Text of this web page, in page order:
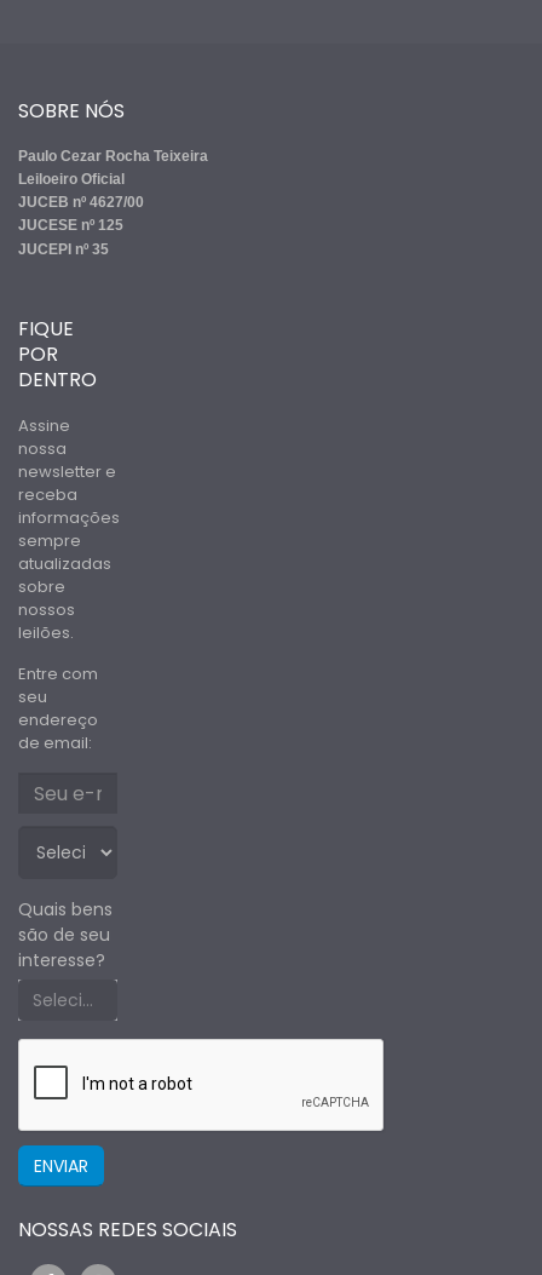
SOBRE NÓS
Paulo Cezar Rocha Teixeira
Leiloeiro Oficial
JUCEB nº 4627/00
JUCESE nº 125
JUCEPI nº 35
FIQUE
POR
DENTRO
Assine
nossa
newsletter e
receba
informações
sempre
atualizadas
sobre
nossos
leilões.
Entre com
seu
endereço
de email:
Quais bens
são de seu
interesse?
Selecione um estado primeiro
NOSSAS REDES SOCIAIS